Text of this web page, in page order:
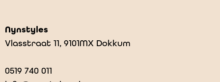
Nynstyles
Vlasstraat 11, 9101MX Dokkum
0519 740 011